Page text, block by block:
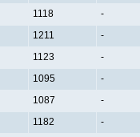
1118 -
1211 -
1123 -
1095 -
1087 -
1182 -